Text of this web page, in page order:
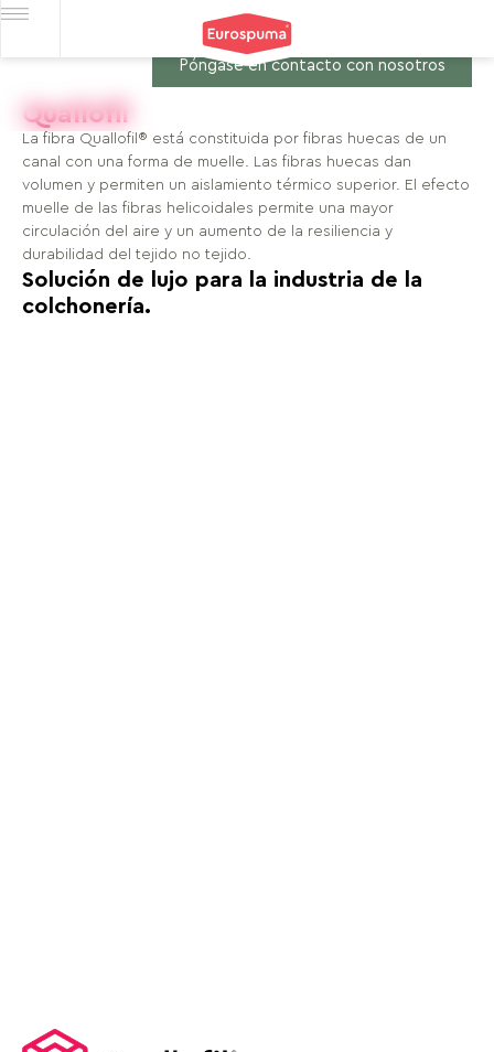
Póngase en contacto con nosotros
Quallofil
La fibra Quallofil® está constituida por fibras huecas de un
canal con una forma de muelle. Las fibras huecas dan
volumen y permiten un aislamiento térmico superior. El efecto
muelle de las fibras helicoidales permite una mayor
circulación del aire y un aumento de la resiliencia y
durabilidad del tejido no tejido.
Solución de lujo para la industria de la
colchonería.